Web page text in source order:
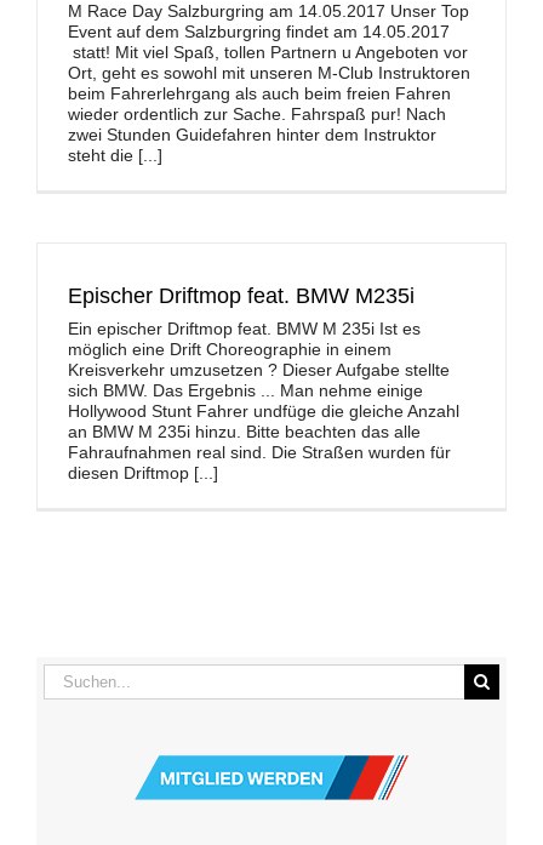
M Race Day Salzburgring am 14.05.2017 Unser Top
Event auf dem Salzburgring findet am 14.05.2017
statt! Mit viel Spaß, tollen Partnern u Angeboten vor
Ort, geht es sowohl mit unseren M-Club Instruktoren
beim Fahrerlehrgang als auch beim freien Fahren
wieder ordentlich zur Sache. Fahrspaß pur! Nach
zwei Stunden Guidefahren hinter dem Instruktor
steht die [...]
Epischer Driftmop feat. BMW M235i
Ein epischer Driftmop feat. BMW M 235i Ist es
möglich eine Drift Choreographie in einem
Kreisverkehr umzusetzen ? Dieser Aufgabe stellte
sich BMW. Das Ergebnis ... Man nehme einige
Hollywood Stunt Fahrer undfüge die gleiche Anzahl
an BMW M 235i hinzu. Bitte beachten das alle
Fahraufnahmen real sind. Die Straßen wurden für
diesen Driftmop [...]
Suche
nach: